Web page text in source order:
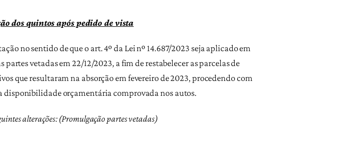
dos quintos após pedido de vista
no sentido de que o art. 4º da Lei nº 14.687/2023 seja aplicado em
vetadas em 22/12/2023, a fim de restabelecer as parcelas de
que resultaram na absorção em fevereiro de 2023, procedendo com
a disponibilidade orçamentária comprovada nos autos.
alterações: (Promulgação partes vetadas)